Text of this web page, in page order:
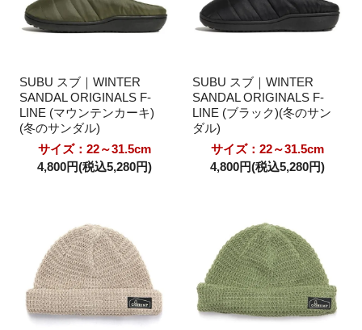
SUBU スブ｜WINTER
SANDAL ORIGINALS F-
LINE (マウンテンカーキ)
(冬のサンダル)
サイズ：22～31.5cm
4,800円(税込5,280円)
SUBU スブ｜WINTER
SANDAL ORIGINALS F-
LINE (ブラック)(冬のサン
ダル)
サイズ：22～31.5cm
4,800円(税込5,280円)